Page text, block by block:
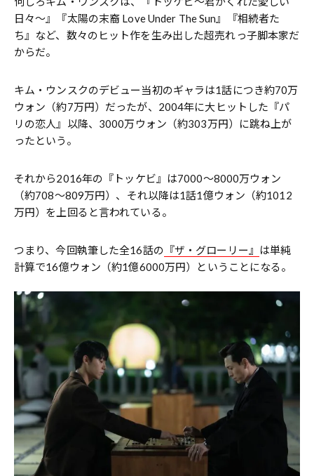
日々〜』『太陽の末裔 Love Under The Sun』『相続者た
ち』など、数々のヒット作を生み出した超売れっ子脚本家だ
からだ。
キム・ウンスクのデビュー当初のギャラは1話につき約70万
ウォン（約7万円）だったが、2004年に大ヒットした『パ
リの恋人』以降、3000万ウォン（約303万円）に跳ね上が
ったという。
それから2016年の『トッケビ』は7000〜8000万ウォン
（約708〜809万円）、それ以降は1話1億ウォン（約1012
万円）を上回ると言われている。
つまり、今回執筆した全16話の 『ザ・グローリー』
は単純
計算で16億ウォン（約1億6000万円）ということになる。